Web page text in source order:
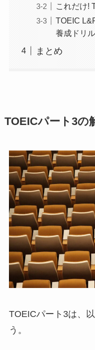
これだけ!
TOEIC
養成ドリル
まとめ
TOEICパート3の
TOEICパート3は、
う。